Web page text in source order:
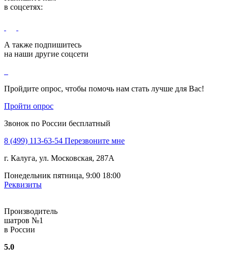
в соцсетях:
А также подпишитесь
на наши другие соцсети
Пройдите опрос, чтобы помочь нам стать лучше для Вас!
Пройти опрос
Звонок по России бесплатный
8 (499) 113-63-54 Перезвоните мне
г. Калуга, ул. Московская, 287А
Понедельник пятница, 9:00 18:00
Реквизиты
Производитель
шатров №1
в России
5.0